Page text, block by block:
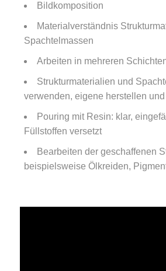
Bildkomposition
Materialverständnis
Spachtelmassen
Arbeiten in mehreren
Strukturmaterialien und
verwenden, eigene herstellen
Pouring mit Resin: klar,
Füllstoffen versetzt
Bearbeiten der geschaffenen
beispielsweise Ölkreiden,